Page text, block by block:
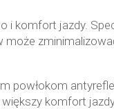
i komfort jazdy.
może
powłokom
większy komfort